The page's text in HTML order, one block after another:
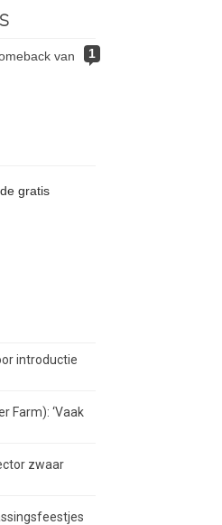
1
gratis
introductie
Farm): ‘Vaak
zwaar